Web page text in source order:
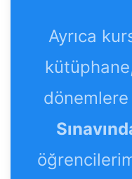
Ayrıca